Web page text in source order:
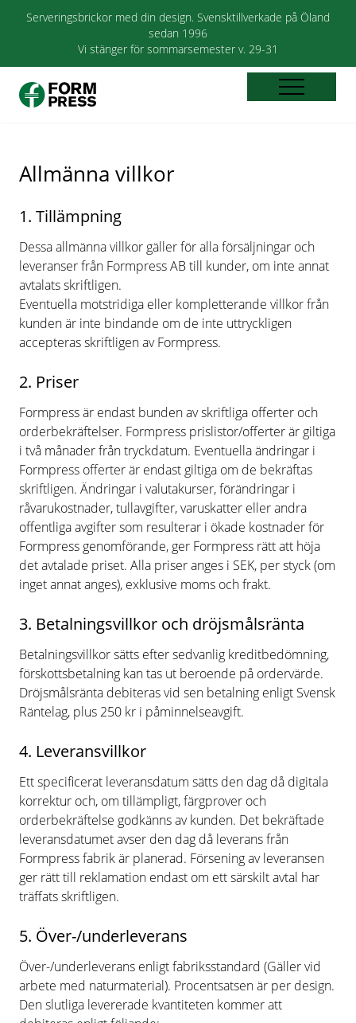
Serveringsbrickor med din design. Svensktillverkade på Öland
sedan 1996
Vi stänger för sommarsemester v. 29-31
Allmänna villkor
1. Tillämpning
Dessa allmänna villkor gäller för alla försäljningar och
leveranser från Formpress AB till kunder, om inte annat
avtalats skriftligen.
Eventuella motstridiga eller kompletterande villkor från
kunden är inte bindande om de inte uttryckligen
accepteras skriftligen av Formpress.
2. Priser
Formpress är endast bunden av skriftliga offerter och
orderbekräftelser. Formpress prislistor/offerter är giltiga
i två månader från tryckdatum. Eventuella ändringar i
Formpress offerter är endast giltiga om de bekräftas
skriftligen. Ändringar i valutakurser, förändringar i
råvarukostnader, tullavgifter, varuskatter eller andra
offentliga avgifter som resulterar i ökade kostnader för
Formpress genomförande, ger Formpress rätt att höja
det avtalade priset. Alla priser anges i SEK, per styck (om
inget annat anges), exklusive moms och frakt.
3. Betalningsvillkor och dröjsmålsränta
Betalningsvillkor sätts efter sedvanlig kreditbedömning,
förskottsbetalning kan tas ut beroende på ordervärde.
Dröjsmålsränta debiteras vid sen betalning enligt Svensk
Räntelag, plus 250 kr i påminnelseavgift.
4. Leveransvillkor
Ett specificerat leveransdatum sätts den dag då digitala
korrektur och, om tillämpligt, färgprover och
orderbekräftelse godkänns av kunden. Det bekräftade
leveransdatumet avser den dag då leverans från
Formpress fabrik är planerad. Försening av leveransen
ger rätt till reklamation endast om ett särskilt avtal har
träffats skriftligen.
5. Över-/underleverans
Över-/underleverans enligt fabriksstandard (Gäller vid
arbete med naturmaterial). Procentsatsen är per design.
Den slutliga levererade kvantiteten kommer att